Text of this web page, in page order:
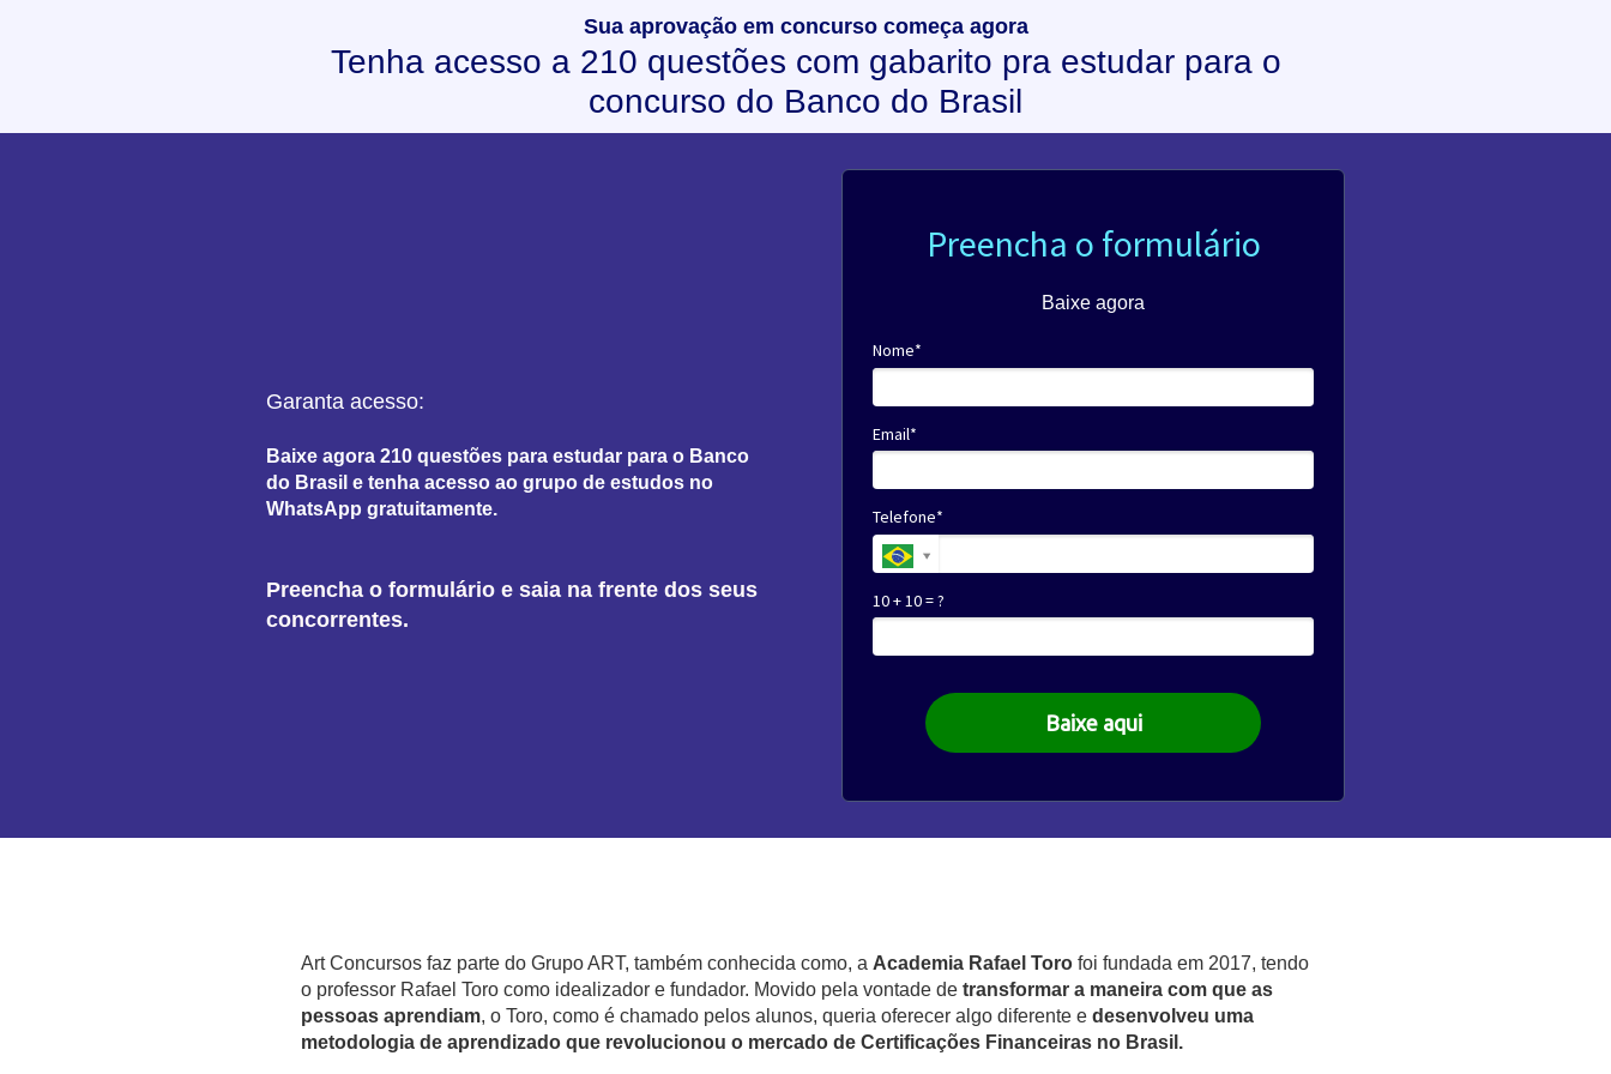
Sua aprovação em concurso começa agora
Tenha acesso a 210 questões com gabarito pra estudar para o
concurso do Banco do Brasil
Garanta acesso:
Baixe agora 210 questões para estudar para o Banco
do Brasil e tenha acesso ao grupo de estudos no
WhatsApp gratuitamente.
Preencha o formulário e saia na frente dos seus
concorrentes.
Preencha o formulário
Baixe agora
Nome*
Email*
Telefone*
10 + 10 = ?
Baixe aqui
Art Concursos faz parte do Grupo ART, também conhecida como, a Academia Rafael Torofoi fundada em 2017, tendo
o professor Rafael Toro como idealizador e fundador. Movido pela vontade detransformar a maneira com que as
pessoas aprendiam, o Toro, como é chamado pelos alunos, queria oferecer algo diferente edesenvolveu uma
metodologia de aprendizado que revolucionou o mercado de Certificações Financeiras no Brasil.